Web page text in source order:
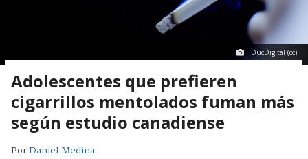
DucDigital (cc)
Adolescentes que prefieren
cigarrillos mentolados fuman más
según estudio canadiense
PorDaniel Medina